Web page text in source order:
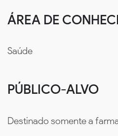
ÁREA DE
Saúde
PÚBLICO-ALVO
Destinado somente a